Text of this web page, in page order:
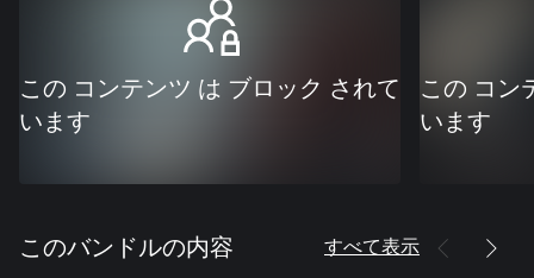
この コンテンツ は ブロック されて
います
この コン
います
このバンドルの内容 すべて表示